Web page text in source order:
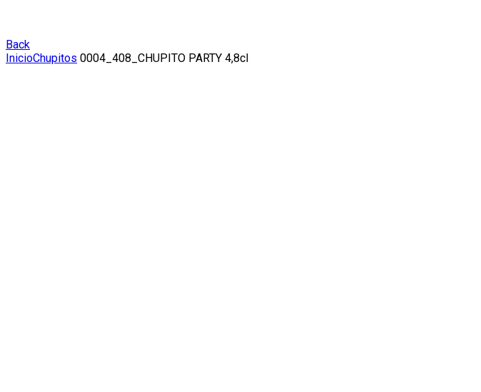
Back
InicioChupitos 0004_408_CHUPITO PARTY 4,8cl